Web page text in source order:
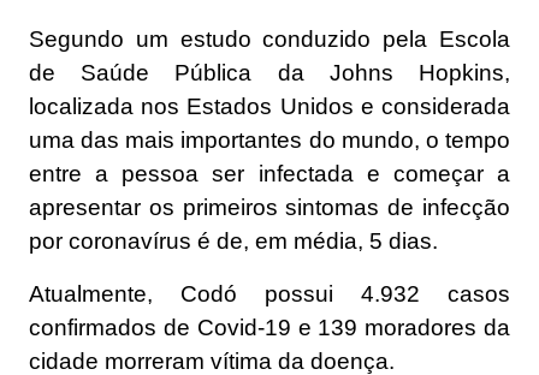
Segundo um estudo conduzido pela Escola
de Saúde Pública da Johns Hopkins,
localizada nos Estados Unidos e considerada
uma das mais importantes do mundo, o tempo
entre a pessoa ser infectada e começar a
apresentar os primeiros sintomas de infecção
por coronavírus é de, em média, 5 dias.
Atualmente, Codó possui 4.932 casos
confirmados de Covid-19 e 139 moradores da
cidade morreram vítima da doença.